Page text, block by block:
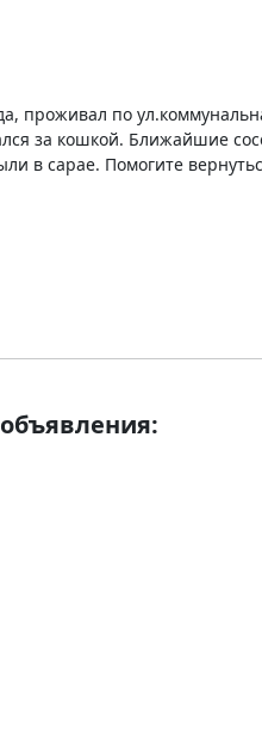
проживал по
за кошкой. Ближайшие
в сарае. Помогите